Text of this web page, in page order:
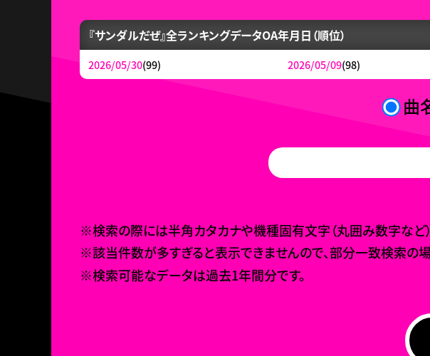
『サンダルだぜ』全ランキングデータOA年月日（順位）
2026/05/30(99) 2026/05/09(98)
曲
※検索の際には半角カタカナや機種固有文字（丸囲み数字など
※該当件数が多すぎると表示できませんので、部分一致検索の場
※検索可能なデータは過去1年間分です。